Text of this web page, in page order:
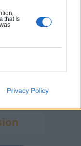
that Is
Privacy Policy